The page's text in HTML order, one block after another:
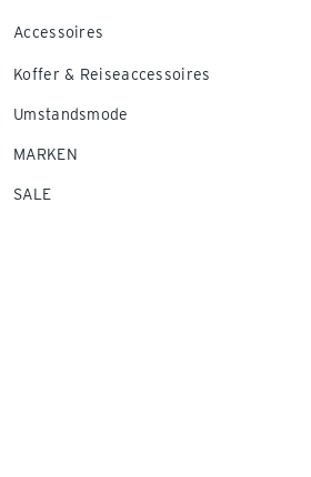
Accessoires
Koffer & Reiseaccessoires
Umstandsmode
MARKEN
SALE